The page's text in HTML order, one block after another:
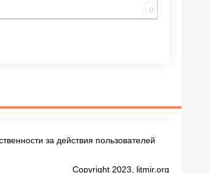
0
за действия пользователей
Copyright 2023, litmir.org